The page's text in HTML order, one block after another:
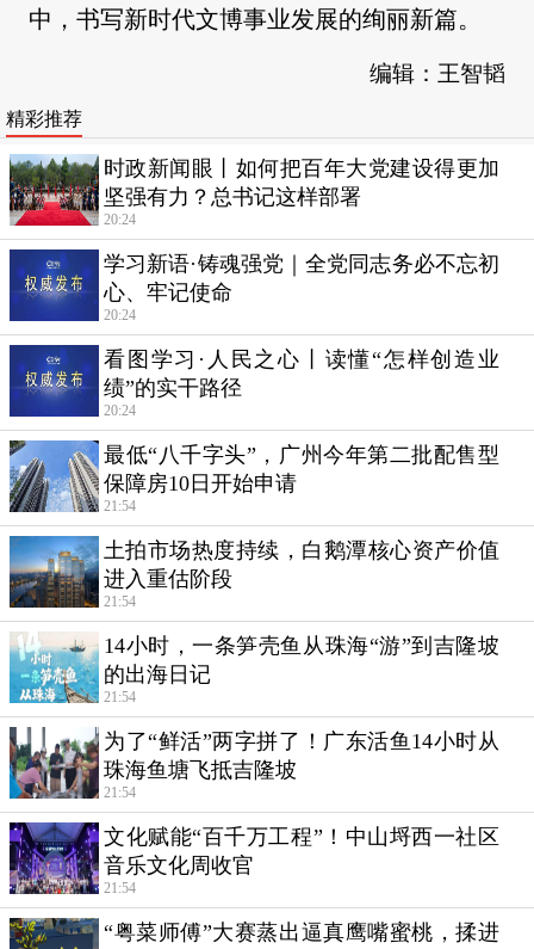
中，书写新时代文博事业发展的绚丽新篇。
编辑：王智韬
精彩推荐